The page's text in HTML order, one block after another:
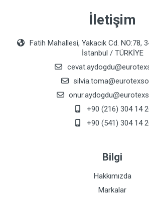
İletişim
Fatih Mahallesi, Yakacık Cd. NO:78,
İstanbul / TÜRKİYE
+90 (216) 304 14
+90 (541) 304 14
Bilgi
Hakkımızda
Markalar